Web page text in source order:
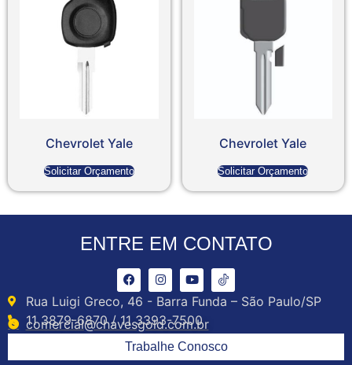
Chevrolet Yale
Solicitar Orçamento
Chevrolet Yale
Solicitar Orçamento
ENTRE EM CONTATO
Rua Luigi Greco, 46 - Barra Funda – São Paulo/SP
11 3879-6870 / 11 3393-7500
comercial@chavesgold.com.br
Trabalhe Conosco